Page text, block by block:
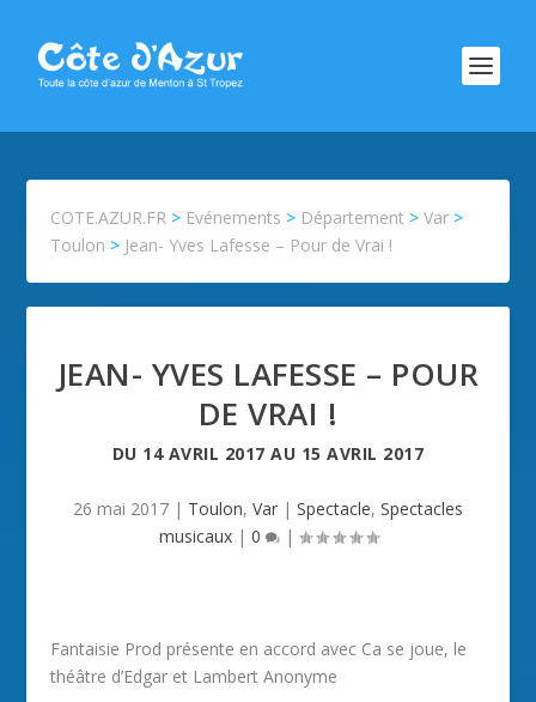
COTE.AZUR.FR > Evénements > Département >Var >
Toulon > Jean- Yves Lafesse – Pour de Vrai !
JEAN- YVES LAFESSE – POUR
DE VRAI !
DU 14 AVRIL 2017 AU 15 AVRIL 2017
26 mai 2017 | Toulon, Var | Spectacle, Spectacles
musicaux| 0 |
Fantaisie Prod présente en accord avec Ca se joue, le
théâtre d’Edgar et Lambert Anonyme